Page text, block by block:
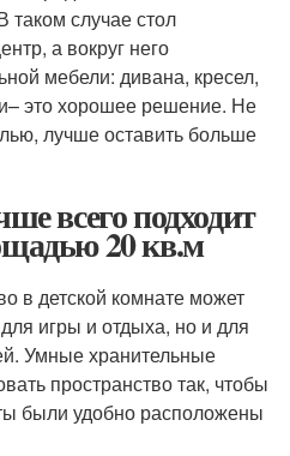
таком случае стол
а вокруг него
мебели: дивана, кресел,
это хорошее решение. Не
лучше оставить больше
всего подходит
20 кв.м
в детской комнате может
игры и отдыха, но и для
Умные хранительные
пространство так, чтобы
были удобно расположены